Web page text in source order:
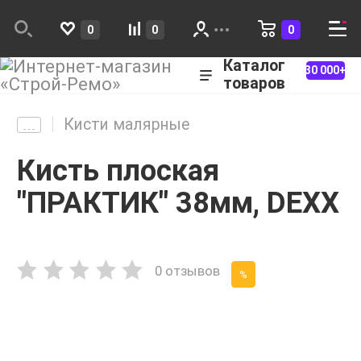
0 0 0
Каталог
товаров
30 000+
Кисти малярные
Кисть плоская
"ПРАКТИК" 38мм, DEXX
0 отзывов %